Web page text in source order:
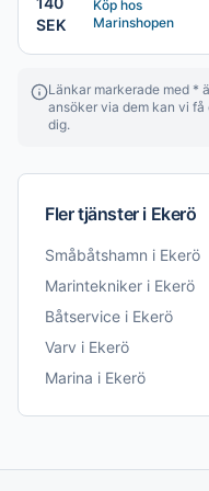
SEK
Köp hos
Marinshopen
Länkar markerade med *
ansöker via dem kan vi
dig.
Fler tjänster i Ekerö
Småbåtshamn i Ekerö
Marintekniker i Ekerö
Båtservice i Ekerö
Varv i Ekerö
Marina i Ekerö